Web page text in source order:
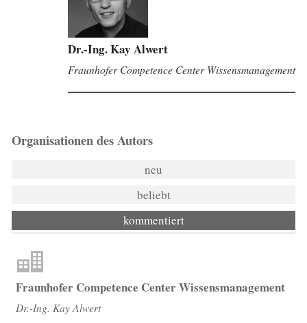
Dr.-Ing. Kay Alwert
Fraunhofer Competence Center Wissensmanagement
Organisationen des Autors
neu
beliebt
kommentiert
Fraunhofer Competence Center Wissensmanagement
Dr.-Ing. Kay Alwert